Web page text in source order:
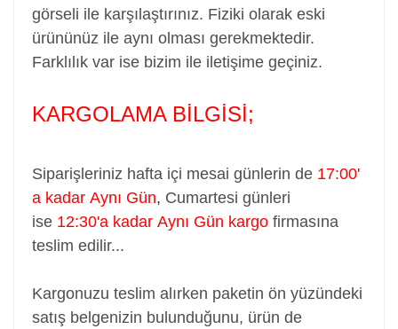
görseli ile karşılaştırınız. Fiziki olarak eski
ürününüz ile aynı olması gerekmektedir.
Farklılık var ise bizim ile iletişime geçiniz.
KARGOLAMA BİLGİSİ;
Siparişleriniz hafta içi mesai günlerin de 17:00'
a kadar Aynı Gün, Cumartesi günleri
ise 12:30'a kadar Aynı Gün kargo firmasına
teslim edilir...
Kargonuzu teslim alırken paketin ön yüzündeki
satış belgenizin bulunduğunu, ürün de